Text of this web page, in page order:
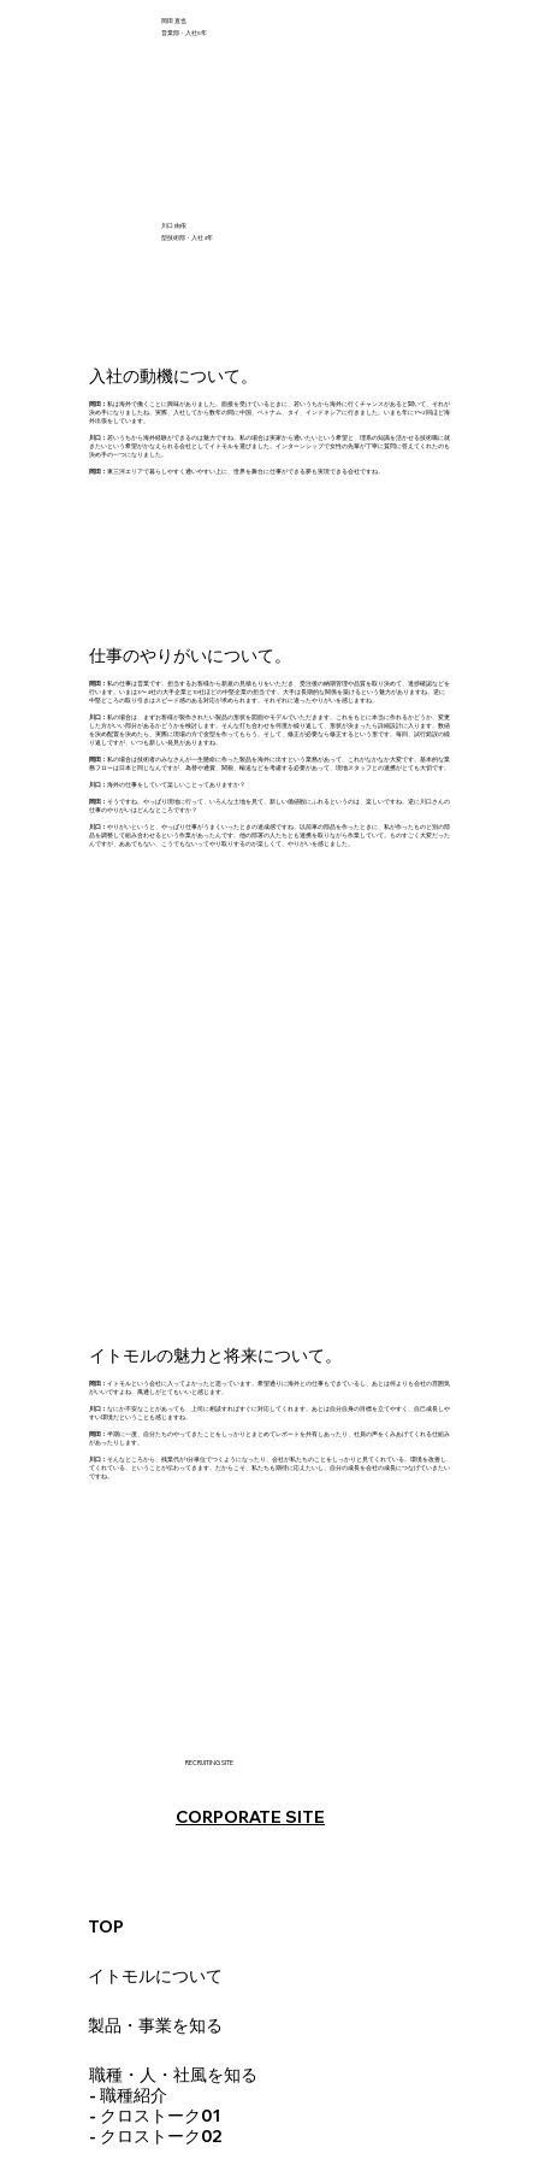
岡田 直也
営業部・入社5年
川口 由依
型技術部・入社4年
入社の動機について。
岡田： 私は海外で働くことに興味がありました。面接を受けているときに、若いうちから海外に行くチャンスがあると聞いて、それが
決め手になりましたね。実際、入社してから数年の間に中国、ベトナム、タイ、インドネシアに行きました。いまも年に1〜2回ほど海
外出張をしています。
川口： 若いうちから海外経験ができるのは魅力ですね。私の場合は実家から通いたいという希望と、理系の知識を活かせる技術職に就
きたいという希望がかなえられる会社としてイトモルを選びました。インターンシップで女性の先輩が丁寧に質問に答えてくれたのも
決め手の一つになりました。
岡田： 東三河エリアで暮らしやすく通いやすい上に、世界を舞台に仕事ができる夢も実現できる会社ですね。
イトモルの魅力と将来について。
岡田： イトモルという会社に入ってよかったと思っています。希望通りに海外との仕事もできているし、あとは何よりも会社の雰囲気
がいいですよね。風通しがとてもいいと感じます。
川口： なにか不安なことがあっても、上司に相談すればすぐに対応してくれます。あとは自分自身の目標を立てやすく、自己成長しや
すい環境だということも感じますね。
岡田： 半期に一度、自分たちのやってきたことをしっかりとまとめてレポートを共有しあったり、社員の声をくみあげてくれる仕組み
があったりします。
川口： そんなところから、残業代が1分単位でつくようになったり、会社が私たちのことをしっかりと見てくれている。環境を改善し
てくれている、ということが伝わってきます。だからこそ、私たちも期待に応えたいし、自分の成長を会社の成長につなげていきたい
ですね。
仕事のやりがいについて。
岡田： 私の仕事は営業です。担当するお客様から新規の見積もりをいただき、受注後の納期管理や品質を取り決めて、進捗確認などを
行います。いまは3〜4社の大手企業と10社ほどの中堅企業の担当です。大手は長期的な関係を築けるという魅力がありますね。逆に
中堅どころの取り引きはスピード感のある対応が求められます。それぞれに違ったやりがいを感じますね。
川口： 私の場合は、まずお客様が製作されたい製品の形状を図面やモデルでいただきます。これをもとに本当に作れるかどうか、変更
した方がいい部分があるかどうかを検討します。そんな打ち合わせを何度か繰り返して、形状が決まったら詳細設計に入ります。数値
を決め配置を決めたら、実際に現場の方で金型を作ってもらう。そして、修正が必要なら修正するという形です。毎回、試行錯誤の繰
り返しですが、いつも新しい発見がありますね。
岡田： 私の場合は技術者のみなさんが一生懸命に作った製品を海外に出すという業務があって、これがなかなか大変です。基本的な業
務フローは日本と同じなんですが、為替や通貨、関税、輸送などを考慮する必要があって、現地スタッフとの連携がとても大切です。
川口： 海外の仕事をしていて楽しいことってありますか？
岡田： そうですね。やっぱり現地に行って、いろんな土地を見て、新しい価値観にふれるというのは、楽しいですね。逆に川口さんの
仕事のやりがいはどんなところですか？
川口： やりがいというと、やっぱり仕事がうまくいったときの達成感ですね。以前車の部品を作ったときに、私が作ったものと別の部
品を調整して組み合わせるという作業があったんです。他の部署の人たちとも連携を取りながら作業していて。ものすごく大変だった
んですが、ああでもない、こうでもないってやり取りするのが楽しくて、やりがいを感じました。
RECRUITING SITE
CORPORATE SITE
TOP
イトモルについて
製品・事業を知る
​職種・人・社風を知る
- 職種紹介
- クロストーク01
- クロストーク02